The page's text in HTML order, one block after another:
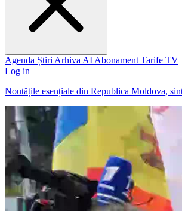
Agenda Știri Arhiva AI Abonament Tarife TV
Log in
Noutățile esențiale din Republica Moldova,